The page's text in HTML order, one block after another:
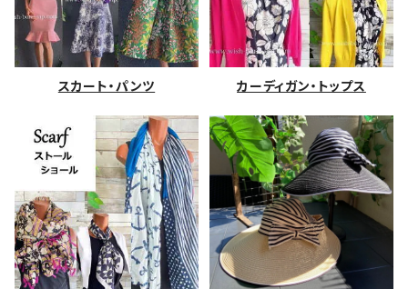
スカート・パンツ カーディガン・トップス